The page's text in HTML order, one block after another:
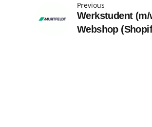
Previous
Werkstudent
Webshop